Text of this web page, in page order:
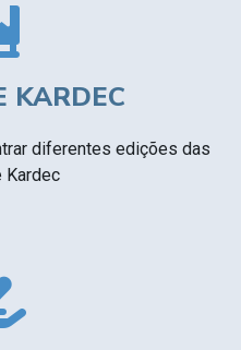
KARDEC
diferentes edições das
Kardec